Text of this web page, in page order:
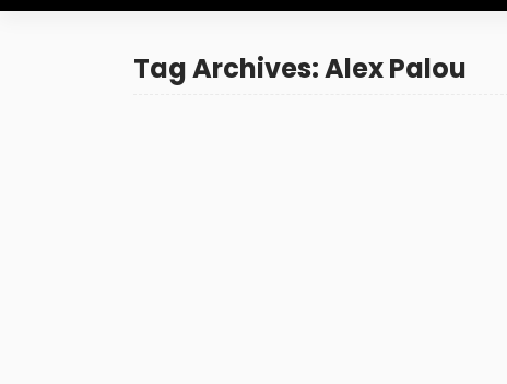
Tag Archives: Alex Palou